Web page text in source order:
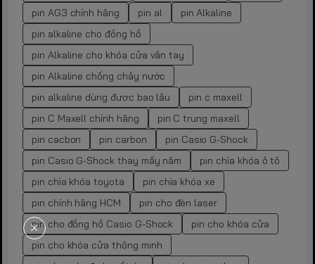
pin AG3 chính hãng
pin al
pin Alkaline
pin alkaline cho đồng hồ
pin Alkaline cho khóa cửa vân tay
pin Alkaline chống chảy nước
pin alkaline dùng được bao lâu
pin c maxell
pin C Maxell chính hãng
pin C trung maxell
pin cacbon
pin carbon
pin Casio G-Shock
pin Casio G-Shock thay mấy năm
pin chìa khóa ô tô
pin chìa khóa toyota
pin chìa khóa xe
pin chính hãng HCM
pin cho đèn laser
pin cho đồng hồ Casio G-Shock
pin cho khóa cửa
pin cho khóa cửa thông minh